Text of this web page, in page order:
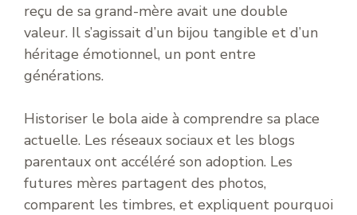
reçu de sa grand-mère avait une double
valeur. Il s’agissait d’un bijou tangible et d’un
héritage émotionnel, un pont entre
générations.
Historiser le bola aide à comprendre sa place
actuelle. Les réseaux sociaux et les blogs
parentaux ont accéléré son adoption. Les
futures mères partagent des photos,
comparent les timbres, et expliquent pourquoi